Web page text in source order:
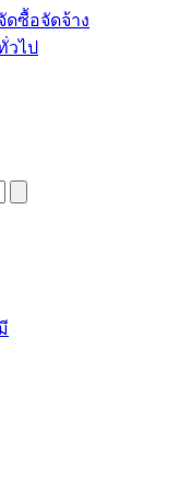
ดซื้อจัดจ้าง
วไป